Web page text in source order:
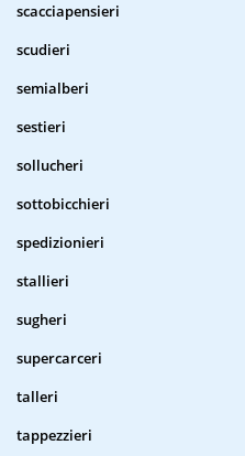
scacciapensieri
scudieri
semialberi
sestieri
sollucheri
sottobicchieri
spedizionieri
stallieri
sugheri
supercarceri
talleri
tappezzieri